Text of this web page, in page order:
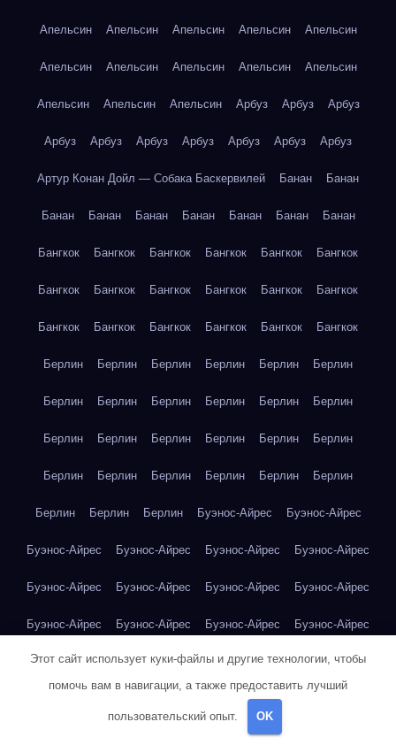
Апельсин Апельсин Апельсин Апельсин Апельсин
Апельсин Апельсин Апельсин Апельсин Апельсин
Апельсин Апельсин Апельсин Арбуз Арбуз Арбуз
Арбуз Арбуз Арбуз Арбуз Арбуз Арбуз Арбуз
Артур Конан Дойл — Собака Баскервилей Банан Банан
Банан Банан Банан Банан Банан Банан Банан
Бангкок Бангкок Бангкок Бангкок Бангкок Бангкок
Бангкок Бангкок Бангкок Бангкок Бангкок Бангкок
Бангкок Бангкок Бангкок Бангкок Бангкок Бангкок
Берлин Берлин Берлин Берлин Берлин Берлин
Берлин Берлин Берлин Берлин Берлин Берлин
Берлин Берлин Берлин Берлин Берлин Берлин
Берлин Берлин Берлин Берлин Берлин Берлин
Берлин Берлин Берлин Буэнос-Айрес Буэнос-Айрес
Буэнос-Айрес Буэнос-Айрес Буэнос-Айрес Буэнос-Айрес
Буэнос-Айрес Буэнос-Айрес Буэнос-Айрес Буэнос-Айрес
Буэнос-Айрес Буэнос-Айрес Буэнос-Айрес Буэнос-Айрес
Буэнос-Айрес Буэнос-Айрес Буэнос-Айрес Буэнос-Айрес
Владивосток
Владивосток
Этот сайт использует куки-файлы и другие технологии, чтобы
помочь вам в навигации, а также предоставить лучший
пользовательский опыт. OK